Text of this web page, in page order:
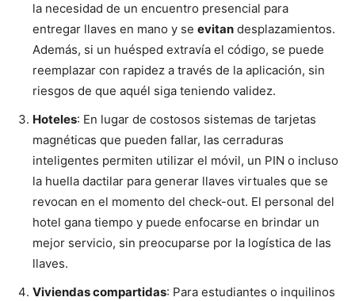
la necesidad de un encuentro presencial para
entregar llaves en mano y se evitan desplazamientos.
Además, si un huésped extravía el código, se puede
reemplazar con rapidez a través de la aplicación, sin
riesgos de que aquél siga teniendo validez.
Hoteles: En lugar de costosos sistemas de tarjetas
magnéticas que pueden fallar, las cerraduras
inteligentes permiten utilizar el móvil, un PIN o incluso
la huella dactilar para generar llaves virtuales que se
revocan en el momento del check-out. El personal del
hotel gana tiempo y puede enfocarse en brindar un
mejor servicio, sin preocuparse por la logística de las
llaves.
Viviendas compartidas: Para estudiantes o inquilinos